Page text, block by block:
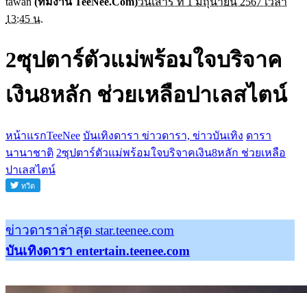
13:45 น.
2ซุปตาร์ตัวแม่พร้อมใจบริจาค
เงิน8หลัก ช่วยเหลือปาเลสไตน์
หน้าแรกTeeNee บันเทิงดารา ข่าวดารา, ข่าวบันเทิง ดารา
นานาชาติ 2ซุปตาร์ตัวแม่พร้อมใจบริจาคเงิน8หลัก ช่วยเหลือ
ปาเลสไตน์
ข่าวดาราล่าสุด star.teenee.com
บันเทิงดารา entertain.teenee.com